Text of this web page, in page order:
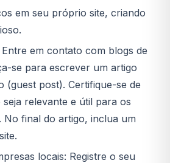
em seu próprio site, criando
em contato com blogs de
se para escrever um artigo
(guest post). Certifique-se de
relevante e útil para os
No final do artigo, inclua um
locais: Registre o seu